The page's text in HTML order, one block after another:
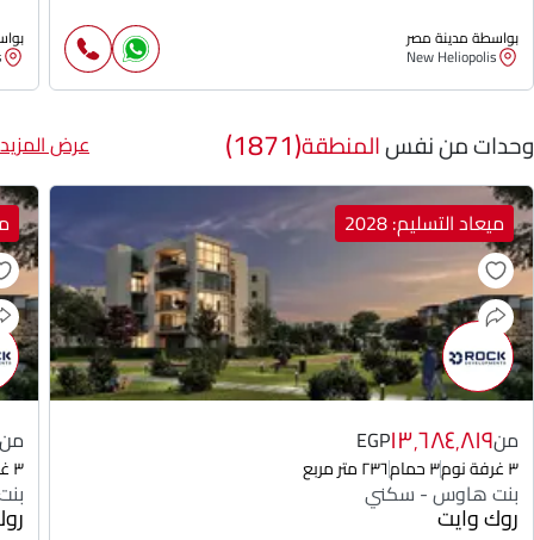
بواسطة مدينة مصر
New Heliopolis
وحدات من نفسالمنطقة(1871) عرض المزيد
ميعاد التسليم: 2028
من١٣٬٦٨٤٬٨١٩EGP
٣ غرفة نوم ٣ حمام ٢٣٦ متر مربع
بنت هاوس - سكني
روك وايت
من
٣ غرفة نوم